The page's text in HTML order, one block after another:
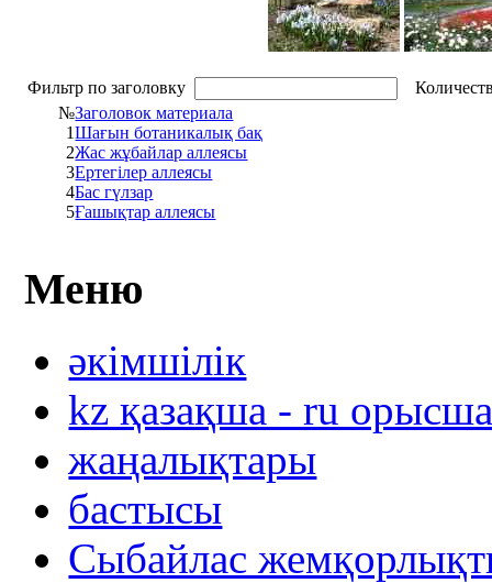
Фильтр по заголовку
№Заголовок материала
1Шағын ботаникалық бақ
2Жас жұбайлар аллеясы
3Ертегілер аллеясы
4Бас гүлзар
5Ғашықтар аллеясы
Меню
әкімшілік
kz қазақша - ru
жаңалықтары
бастысы
Сыбайлас